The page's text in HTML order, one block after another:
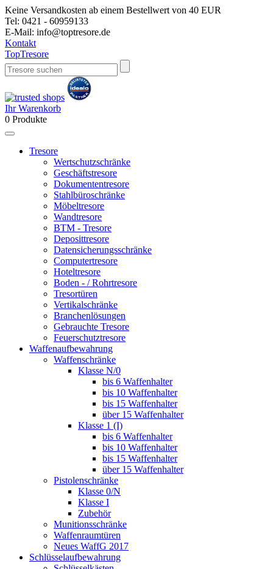
Keine Versandkosten ab einem Bestellwert von 40 EUR
Tel: 0421 - 60959133
E-Mail: info@toptresore.de
Kontakt
TopTresore
Ihr Warenkorb
0 Produkte
Tresore
Wertschutzschränke
Geschäftstresore
Dokumententresore
Stahlbüroschränke
Möbeltresore
Wandtresore
BTM - Tresore
Deposittresore
Datensicherungsschränke
Computertresore
Hoteltresore
Boden - / Rohrtresore
Tresortüren
Vertikalschränke
Branchenlösungen
Gebrauchte Tresore
Feuerschutztresore
Waffenaufbewahrung
Waffenschränke
Klasse N/0
bis 6 Waffenhalter
bis 10 Waffenhalter
bis 15 Waffenhalter
über 15 Waffenhalter
Klasse 1 (I)
bis 6 Waffenhalter
bis 10 Waffenhalter
bis 15 Waffenhalter
über 15 Waffenhalter
Pistolenschränke
Klasse 0/N
Klasse I
Zubehör
Munitionsschränke
Waffenraumtüren
Neues WaffG 2017
Schlüsselaufbewahrung